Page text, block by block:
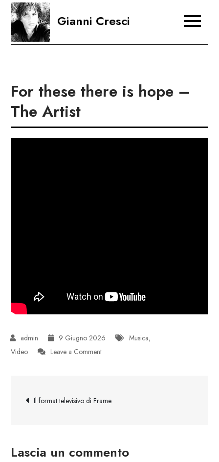
Skip
content
Gianni Cresci
For these there is hope –
The Artist
9 Giugno 2026 Musica,
Video
Leave a Commenton
is
Navigazione
Il format televisivo di Frame
Lascia un commento